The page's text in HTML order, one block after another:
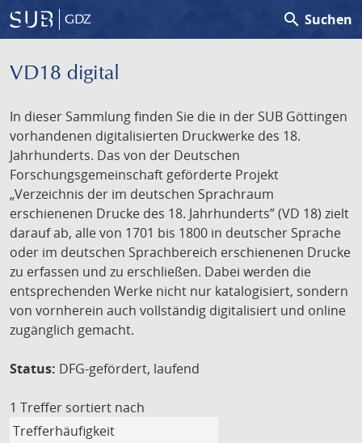
GDZ search Suchen
VD18 digital
In dieser Sammlung finden Sie die in der SUB Göttingen
vorhandenen digitalisierten Druckwerke des 18.
Jahrhunderts. Das von der Deutschen
Forschungsgemeinschaft geförderte Projekt
„Verzeichnis der im deutschen Sprachraum
erschienenen Drucke des 18. Jahrhunderts” (VD 18) zielt
darauf ab, alle von 1701 bis 1800 in deutscher Sprache
oder im deutschen Sprachbereich erschienenen Drucke
zu erfassen und zu erschließen. Dabei werden die
entsprechenden Werke nicht nur katalogisiert, sondern
von vornherein auch vollständig digitalisiert und online
zugänglich gemacht.
Status: DFG-gefördert, laufend
1 Treffer sortiert nach